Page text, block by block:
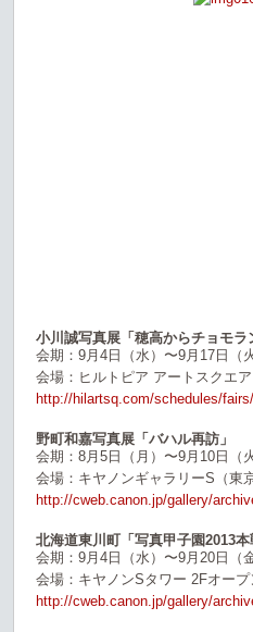
小川誠写真展「穂高からチョモラ
会期：9月4日（水）〜9月17日（火
会場：ヒルトピア アートスクエア
http://hilartsq.com/schedules/
野町和嘉写真展「バハル再訪」
会期：8月5日（月）〜9月10日（
会場：キヤノンギャラリーS（東
http://cweb.canon.jp/gallery/
北海道東川町「写真甲子園2013本
会期：9月4日（水）〜9月20日（
会場：キヤノンSタワー 2Fオープ
http://cweb.canon.jp/gallery/